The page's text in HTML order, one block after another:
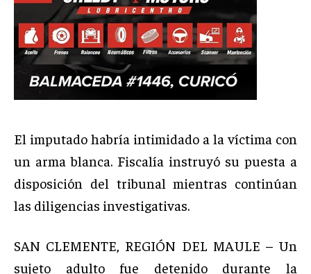
El imputado habría intimidado a la víctima con
un arma blanca. Fiscalía instruyó su puesta a
disposición del tribunal mientras continúan
las diligencias investigativas.
SAN CLEMENTE, REGIÓN DEL MAULE – Un
sujeto adulto fue detenido durante la